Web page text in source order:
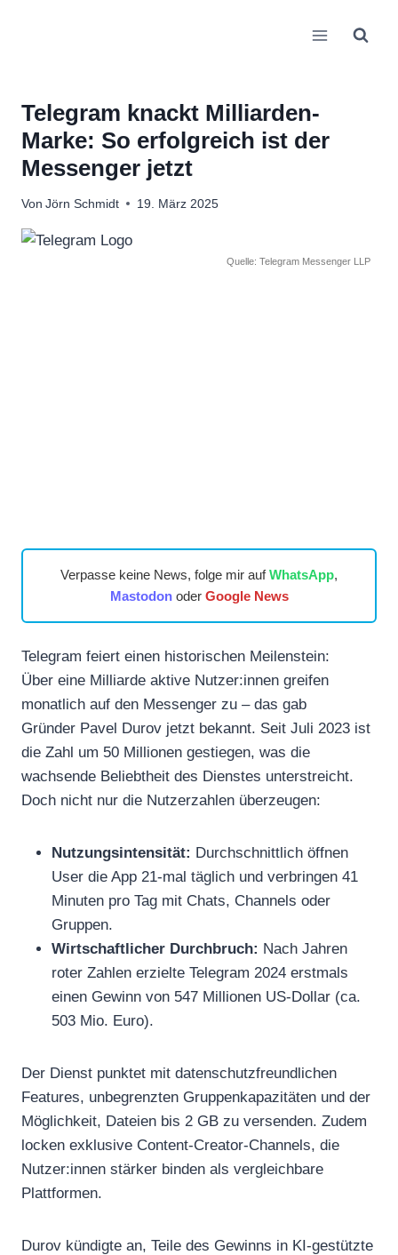
Telegram knackt Milliarden-
Marke: So erfolgreich ist der
Messenger jetzt
Von Jörn Schmidt 19. März 2025
Quelle: Telegram Messenger LLP
Verpasse keine News, folge mir aufWhatsApp,
Mastodonoder Google News
Telegram feiert einen historischen Meilenstein:
Über eine Milliarde aktive Nutzer:innen greifen
monatlich auf den Messenger zu – das gab
Gründer Pavel Durov jetzt bekannt. Seit Juli 2023 ist
die Zahl um 50 Millionen gestiegen, was die
wachsende Beliebtheit des Dienstes unterstreicht.
Doch nicht nur die Nutzerzahlen überzeugen:
Nutzungsintensität: Durchschnittlich öffnen
User die App 21-mal täglich und verbringen 41
Minuten pro Tag mit Chats, Channels oder
Gruppen.
Wirtschaftlicher Durchbruch: Nach Jahren
roter Zahlen erzielte Telegram 2024 erstmals
einen Gewinn von 547 Millionen US-Dollar (ca.
503 Mio. Euro).
Der Dienst punktet mit datenschutzfreundlichen
Features, unbegrenzten Gruppenkapazitäten und der
Möglichkeit, Dateien bis 2 GB zu versenden. Zudem
locken exklusive Content-Creator-Channels, die
Nutzer:innen stärker binden als vergleichbare
Plattformen.
Durov kündigte an, Teile des Gewinns in KI-gestützte